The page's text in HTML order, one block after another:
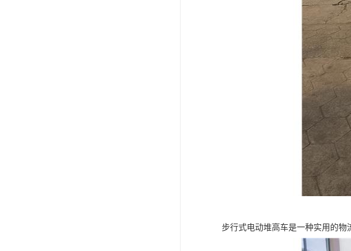
步行式电动堆高车是一种实用的物